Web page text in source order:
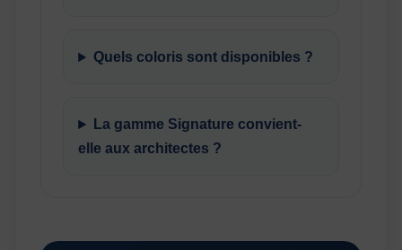
Quels coloris sont disponibles ?
La gamme Signature convient-
elle aux architectes ?